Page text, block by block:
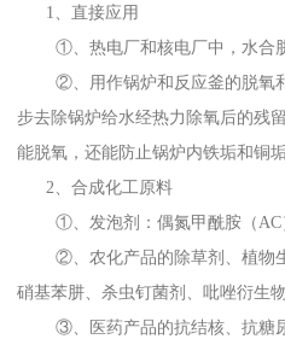
1、直接应用
①、热电厂和核电厂中，水合肼
②、用作锅炉和反应釜的脱氧和
步去除锅炉给水经热力除氧后的残
能脱氧，还能防止锅炉内铁垢和铜
2、合成化工原料
①、发泡剂：偶氮甲酰胺（AC）
②、农化产品的除草剂、植物生
硝基苯肼、杀虫钉菌剂、吡唑衍生
③、医药产品的抗结核、抗糖尿